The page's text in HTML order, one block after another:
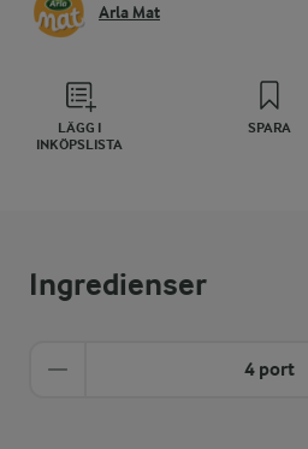
Arla Mat
LÄGG I
INKÖPSLISTA
SPARA
Ingredienser
4 port